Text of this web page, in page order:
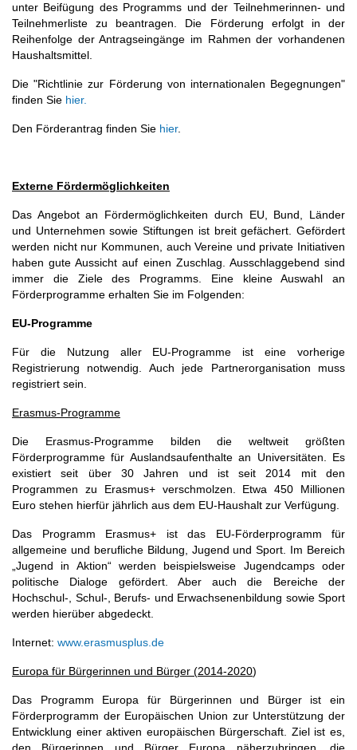
unter Beifügung des Programms und der Teilnehmerinnen- und
Teilnehmerliste zu beantragen. Die Förderung erfolgt in der
Reihenfolge der Antragseingänge im Rahmen der vorhandenen
Haushaltsmittel.
Die "Richtlinie zur Förderung von internationalen Begegnungen"
finden Sie hier.
Den Förderantrag finden Sie hier.
Externe Fördermöglichkeiten
Das Angebot an Fördermöglichkeiten durch EU, Bund, Länder
und Unternehmen sowie Stiftungen ist breit gefächert. Gefördert
werden nicht nur Kommunen, auch Vereine und private Initiativen
haben gute Aussicht auf einen Zuschlag. Ausschlaggebend sind
immer die Ziele des Programms. Eine kleine Auswahl an
Förderprogramme erhalten Sie im Folgenden:
EU-Programme
Für die Nutzung aller EU-Programme ist eine vorherige
Registrierung notwendig. Auch jede Partnerorganisation muss
registriert sein.
Erasmus-Programme
Die Erasmus-Programme bilden die weltweit größten
Förderprogramme für Auslandsaufenthalte an Universitäten. Es
existiert seit über 30 Jahren und ist seit 2014 mit den
Programmen zu Erasmus+ verschmolzen. Etwa 450 Millionen
Euro stehen hierfür jährlich aus dem EU-Haushalt zur Verfügung.
Das Programm Erasmus+ ist das EU-Förderprogramm für
allgemeine und berufliche Bildung, Jugend und Sport. Im Bereich
„Jugend in Aktion“ werden beispielsweise Jugendcamps oder
politische Dialoge gefördert. Aber auch die Bereiche der
Hochschul-, Schul-, Berufs- und Erwachsenenbildung sowie Sport
werden hierüber abgedeckt.
Internet: www.erasmusplus.de
Europa für Bürgerinnen und Bürger (2014-2020)
Das Programm Europa für Bürgerinnen und Bürger ist ein
Förderprogramm der Europäischen Union zur Unterstützung der
Entwicklung einer aktiven europäischen Bürgerschaft. Ziel ist es,